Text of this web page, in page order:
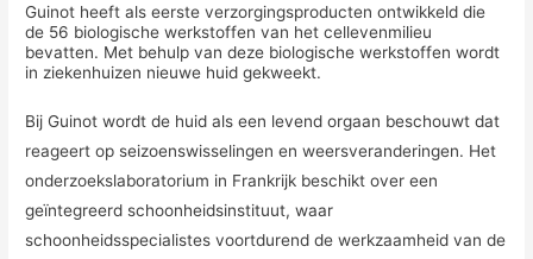
Guinot heeft als eerste verzorgingsproducten ontwikkeld die
de 56 biologische werkstoffen van het cellevenmilieu
bevatten. Met behulp van deze biologische werkstoffen wordt
in ziekenhuizen nieuwe huid gekweekt.
Bij Guinot wordt de huid als een levend orgaan beschouwt dat
reageert op seizoenswisselingen en weersveranderingen. Het
onderzoekslaboratorium in Frankrijk beschikt over een
geïntegreerd schoonheidsinstituut, waar
schoonheidsspecialistes voortdurend de werkzaamheid van de